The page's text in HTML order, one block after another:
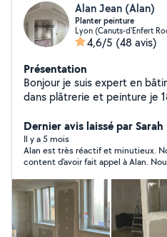
Alan Jean (Alan)
Planter peinture
Lyon (Canuts-d'Enfert
4,6/5 (48 avis)
Présentation
Bonjour je suis expert en
dans plâtrerie et peinture je 18 année de
peintre , bouche le trou,
démolition, pause parket flottante ,faux plafonds Placo
.ratissage.ponçage isolation
Dernier avis laissé par
Il y a 5 mois
Alan est très réactif et minutieux.
content d'avoir fait appel à Alan.
ainsi que la peinture.